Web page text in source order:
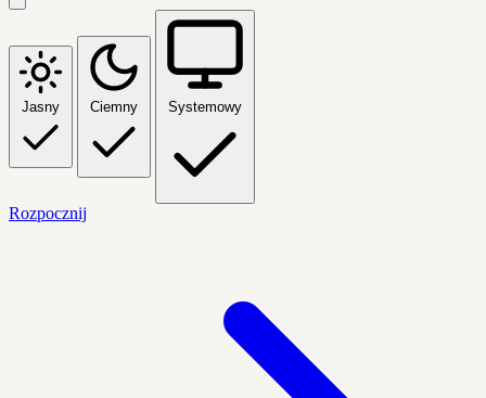
Jasny Ciemny Systemowy
Rozpocznij